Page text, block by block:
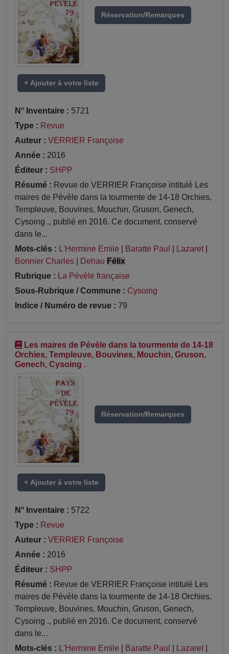
Réservation/Remarques
+ Ajouter à votre liste
N° Inventaire : 5721
Type : Revue
Auteur : VERRIER Françoise
Année : 2016
Éditeur : SHPP
Résumé : Revue de VERRIER Françoise intitulé Les
maires de Pévèle dans la tourmente de 14-18 Orchies,
Templeuve, Bouvines, Mouchin, Gruson, Genech,
Cysoing ., publié en 2016. Ce document, conservé
dans le...
Mots-clés : L'Hermine Emile Baratte Paul Lazaret
Bonnier Charles
Dehau Félix
Rubrique : La Pévèle française
Sous-Rubrique / Commune : Cysoing
Indice / Numéro de revue : 79
Les maires de Pévèle dans la tourmente de 14-18
Orchies, Templeuve, Bouvines, Mouchin, Gruson,
Genech, Cysoing .
Réservation/Remarques
+ Ajouter à votre liste
N° Inventaire : 5722
Type : Revue
Auteur : VERRIER Françoise
Année : 2016
Éditeur : SHPP
Résumé : Revue de VERRIER Françoise intitulé Les
maires de Pévèle dans la tourmente de 14-18 Orchies,
Templeuve, Bouvines, Mouchin, Gruson, Genech,
Cysoing ., publié en 2016. Ce document, conservé
dans le...
Mots-clés : L'Hermine Emile Baratte Paul Lazaret